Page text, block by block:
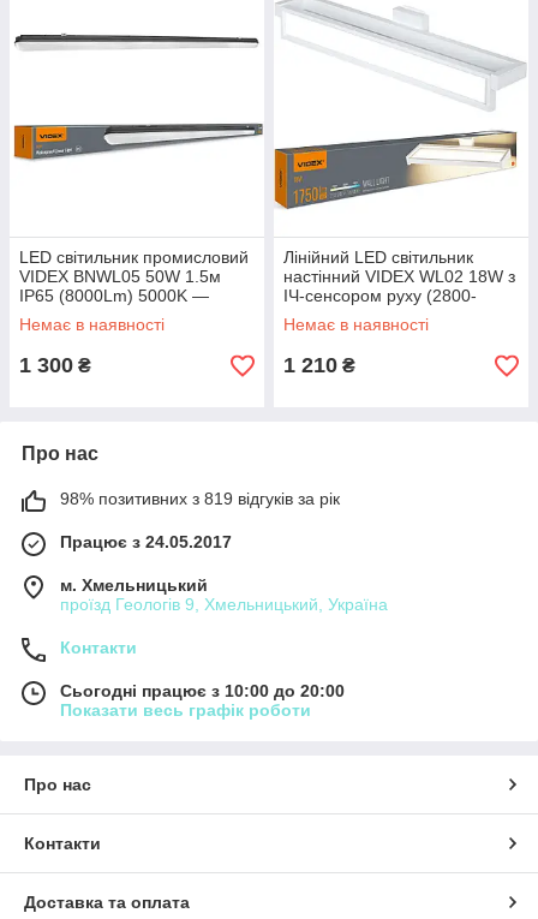
LED світильник промисловий
VIDEX BNWL05 50W 1.5м
IP65 (8000Lm) 5000K —
Магістральний лінійний
світильник
Немає в наявності
1 300 ₴
Лінійний LED світильник
настінний VIDEX WL02 18W з
ІЧ-сенсором руху (2800-
6000K) Ra>90, довжина 63
см
Немає в наявності
1 210 ₴
Про нас
98% позитивних з 819 відгуків за рік
Працює з 24.05.2017
м. Хмельницький
проїзд Геологів 9, Хмельницький, Україна
Контакти
Сьогодні працює з 10:00 до 20:00
Показати весь графік роботи
Про нас
Контакти
Доставка та оплата